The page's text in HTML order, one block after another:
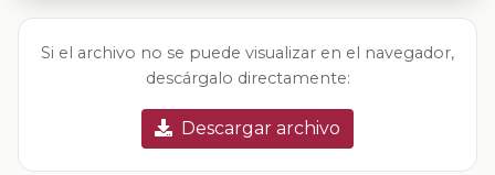
Si el archivo no se puede visualizar en el navegador,
descárgalo directamente:
Descargar archivo